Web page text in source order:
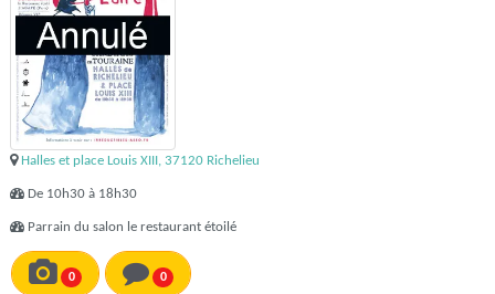
Halles et place Louis XIII, 37120 Richelieu
De 10h30 à 18h30
Parrain du salon le restaurant étoilé
0 0